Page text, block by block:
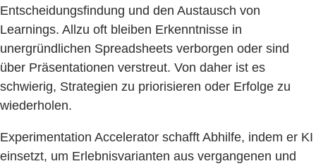
Entscheidungsfindung und den Austausch von
Learnings. Allzu oft bleiben Erkenntnisse in
unergründlichen Spreadsheets verborgen oder sind
über Präsentationen verstreut. Von daher ist es
schwierig, Strategien zu priorisieren oder Erfolge zu
wiederholen.
Experimentation Accelerator schafft Abhilfe, indem er KI
einsetzt, um Erlebnisvarianten aus vergangenen und